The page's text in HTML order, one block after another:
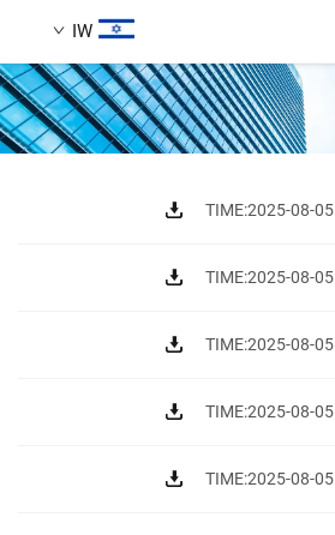
IW
TIME:2025-08-05
TIME:2025-08-05
TIME:2025-08-05
TIME:2025-08-05
TIME:2025-08-05